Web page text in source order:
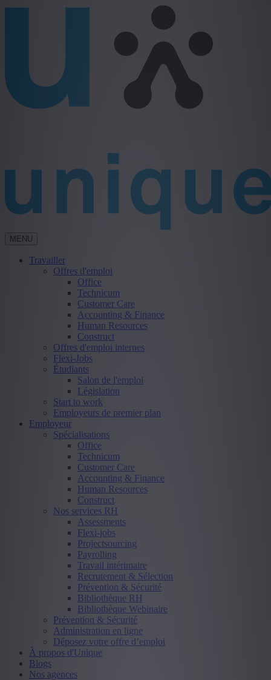
MENU
Travailler
Offres d'emploi
Office
Technicum
Customer Care
Accounting & Finance
Human Resources
Construct
Offres d'emploi internes
Flexi-Jobs
Étudiants
Salon de l'emploi
Législation
Start to work
Employeurs de premier plan
Employeur
Spécialisations
Office
Technicum
Customer Care
Accounting & Finance
Human Resources
Construct
Nos services RH
Assessments
Flexi-jobs
Projectsourcing
Payrolling
Travail intérimaire
Recrutement & Sélection
Prévention & Sécurité
Bibliothèque RH
Bibliothèque Webinaire
Prévention & Sécurité
Administration en ligne
Déposez votre offre d’emploi
À propos d'Unique
Blogs
Nos agences